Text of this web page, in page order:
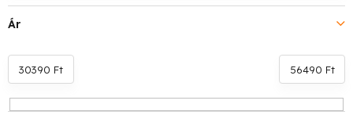
k
e
n
Ár
30390 Ft 56490 Ft